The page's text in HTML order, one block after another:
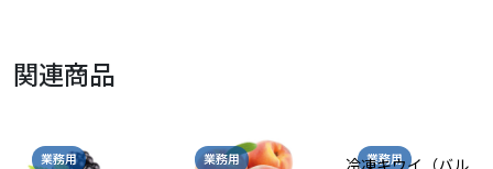
関連商品
業務用 業務用 業務用